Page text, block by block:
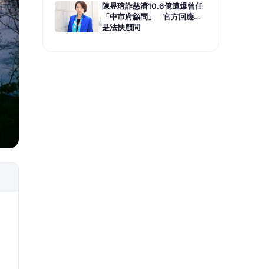
陳昱瑄詐慈濟10.6億遭爆曾任
「中市府顧問」 官方回應：
是法扶顧問